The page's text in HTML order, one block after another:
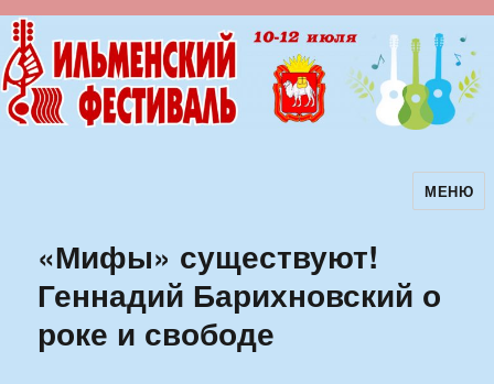
Ильменский фестиваль авторскойМЕНЮ
«Мифы» существуют!
Геннадий Барихновский о
роке и свободе